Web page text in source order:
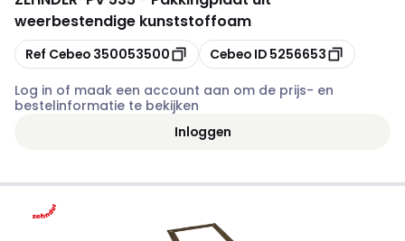
weerbestendige kunststoffoam
Kopiëren
Ref Cebeo 350053500 Kopiëren
Cebeo ID 5256653
Log in of maak een account aan om de prijs- en
bestelinformatie te bekijken
Inloggen